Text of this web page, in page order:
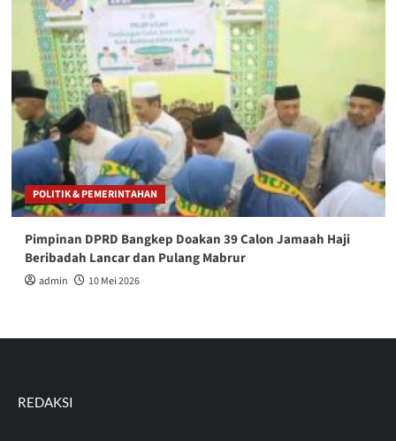
POLITIK & PEMERINTAHAN
Pimpinan DPRD Bangkep Doakan 39 Calon Jamaah Haji
Beribadah Lancar dan Pulang Mabrur
admin 10 Mei 2026
REDAKSI